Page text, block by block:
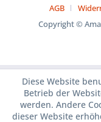
AGB
Copyright ©
Diese Website
Betrieb der
werden. Andere
dieser Website